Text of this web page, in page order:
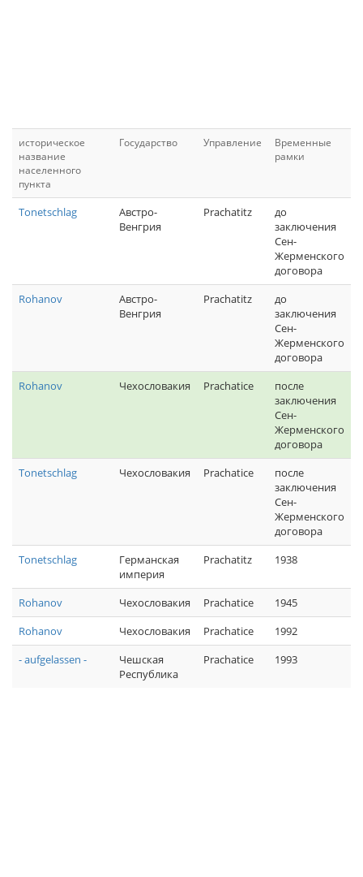
историческое
название
населенного
пункта
Государство Управление
Временные
рамки
Tonetschlag
Австро-
Венгрия
Prachatitz
до
заключения
Сен-
Жерменского
договора
Rohanov
Австро-
Венгрия
Prachatitz
до
заключения
Сен-
Жерменского
договора
Rohanov
Чехословакия Prachatice
после
заключения
Сен-
Жерменского
договора
Tonetschlag
Чехословакия Prachatice
после
заключения
Сен-
Жерменского
договора
Tonetschlag
Германская
империя
Prachatitz 1938
Rohanov Чехословакия Prachatice
1945
Rohanov
Чехословакия Prachatice
1992
- aufgelassen -
Чешская
Республика
Prachatice 1993